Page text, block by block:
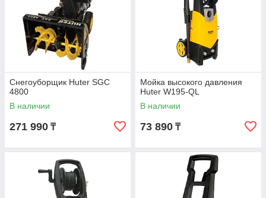
Снегоуборщик Huter SGC
4800
В наличии
271 990 ₸
Мойка высокого давления
Huter W195-QL
В наличии
73 890 ₸